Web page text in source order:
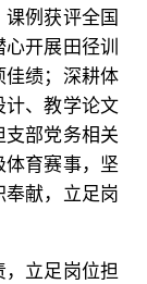
例获评全国
开展田径训
佳绩；深耕体
计、教学论文
部党务相关
育赛事，坚
献，立足岗
，立足岗位担